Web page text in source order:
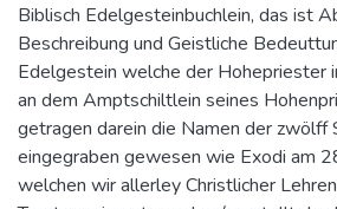
Biblisch Edelgesteinbuchlein, das ist
Beschreibung und Geistliche
Edelgestein welche der Hohepriester
an dem Amptschiltlein seines
getragen darein die Namen der zwölff
eingegraben gewesen wie Exodi am
welchen wir allerley Christlicher